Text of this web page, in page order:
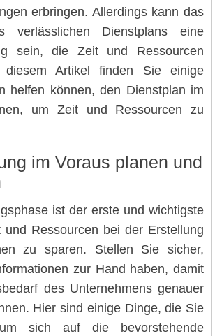
erbringen. Allerdings kann das
verlässlichen Dienstplans eine
sein, die Zeit und Ressourcen
diesem Artikel finden Sie einige
helfen können, den Dienstplan im
um Zeit und Ressourcen zu
im Voraus planen und
ist der erste und wichtigste
und Ressourcen bei der Erstellung
zu sparen. Stellen Sie sicher,
zur Hand haben, damit
des Unternehmens genauer
Hier sind einige Dinge, die Sie
sich auf die bevorstehende